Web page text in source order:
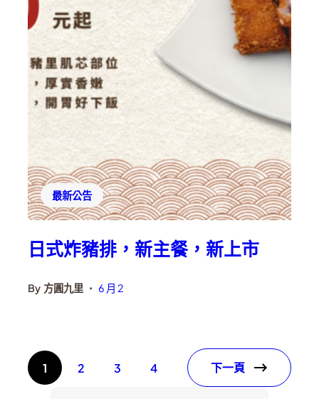
最新公告
日式炸豬排，新主餐，新上市
By 方圓九里 • 6 月 2
1 2 3 4 下一頁